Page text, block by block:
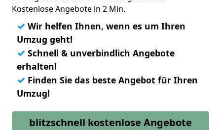
Kostenlose Angebote in 2 Min.
✓ Wir helfen Ihnen, wenn es um Ihren
Umzug geht!
✓ Schnell & unverbindlich Angebote
erhalten!
✓ Finden Sie das beste Angebot für Ihren
Umzug!
blitzschnell kostenlose Angebote